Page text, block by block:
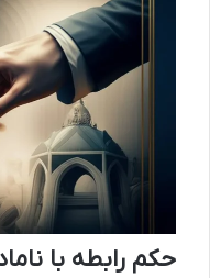
حکم رابطه با